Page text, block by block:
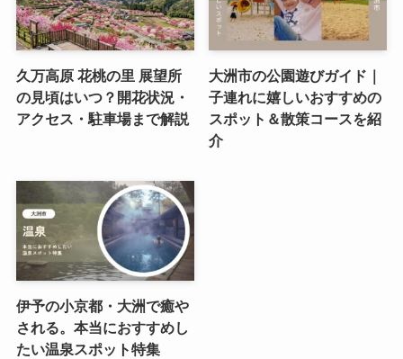
久万高原 花桃の里 展望所
の見頃はいつ？開花状況・
アクセス・駐車場まで解説
大洲市の公園遊びガイド｜
子連れに嬉しいおすすめの
スポット＆散策コースを紹
介
伊予の小京都・大洲で癒や
される。本当におすすめし
たい温泉スポット特集